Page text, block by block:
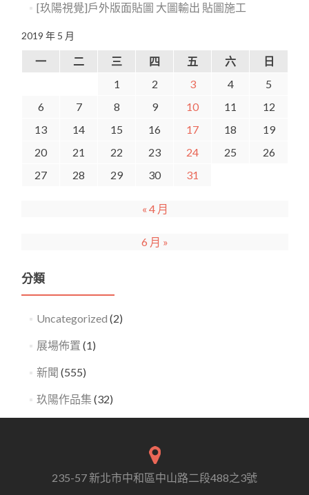
[玖陽視覺]戶外版面貼圖 大圖輸出 貼圖施工
2019 年 5 月
一 二 三 四 五 六
日
1
2 3 4
5
6
7 8 9 10 11
12
13
14 15 16 17 18
19
20
21 22 23 24 25
26
27
28 29 30 31
« 4 月
6 月 »
分類
Uncategorized (2)
展場佈置 (1)
新聞 (555)
玖陽作品集 (32)
235-57 新北市中和區中山路二段488之3號